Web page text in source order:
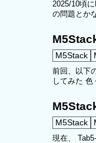
2025/10頃
の問題とか
M5Stack
前回、以下
してみた 色
M5Stack
現在、